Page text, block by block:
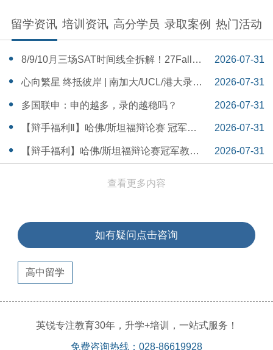
留学资讯 培训资讯 高分学员 录取案例 热门活动
‌8/9/10月三场SAT时间线全拆解！27Fall美
本早申时间线盘点～
2026-07-31
16:30:04
心向繁星 终抵彼岸 | 南加大/UCL/港大录取
分享
2026-07-31
16:12:18
多国联申：申的越多，录的越稳吗？
2026-07-31
15:55:54
【辩手福利Ⅱ】哈佛/斯坦福辩论赛 冠军教
练带你解读WSDA全国赛Junior即兴辩论第
2026-07-31
15:41:53
【辩手福利】哈佛/斯坦福辩论赛冠军教练
2026-07-31
查看更多内容
如有疑问点击咨询
高中留学
英锐专注教育30年，升学+培训，一站式服务！
免费咨询热线：028-86619928